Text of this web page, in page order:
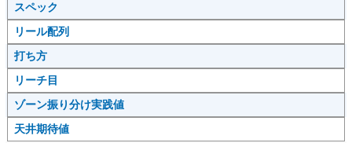
スペック
リール配列
打ち方
リーチ目
ゾーン振り分け実践値
天井期待値